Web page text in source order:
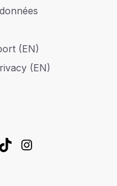
(EN)
(EN)
Instagram